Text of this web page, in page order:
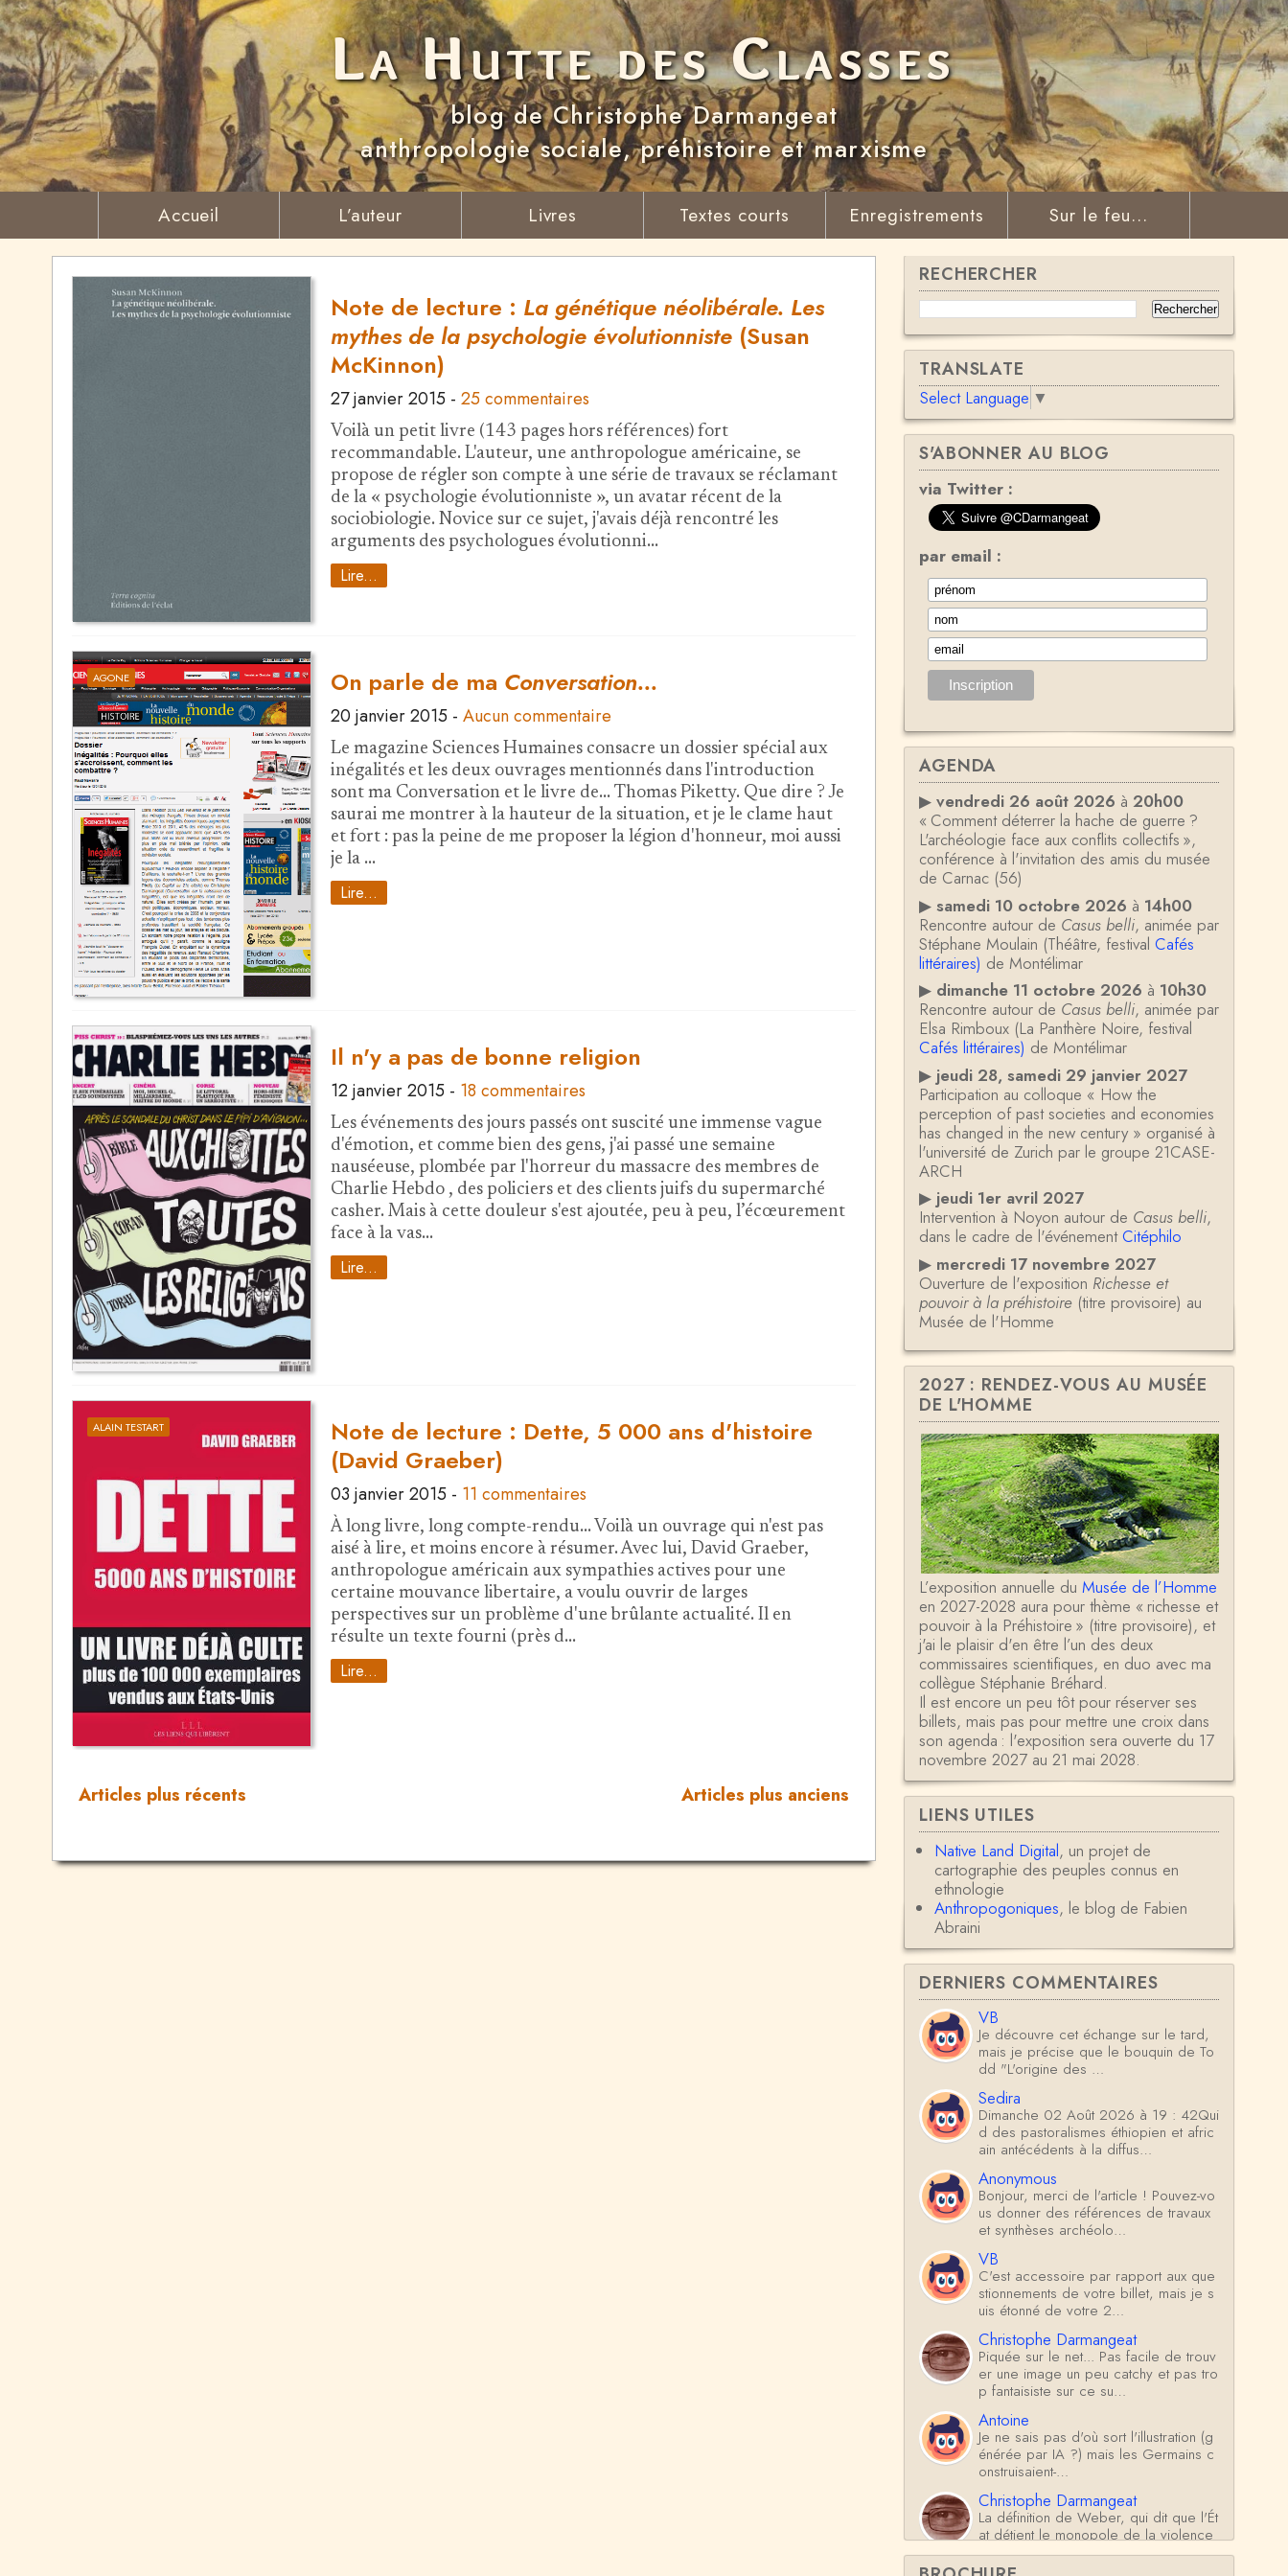
La Hutte des Classes
blog de Christophe Darmangeat
anthropologie sociale, préhistoire et marxisme
Accueil L’auteur Livres Textes courts Enregistrements Sur le feu...
Note de lecture : La génétique néolibérale. Les
mythes de la psychologie évolutionniste (Susan
McKinnon)
27 janvier 2015 - 25 commentaires
Voilà un petit livre (143 pages hors références) fort
recommandable. L'auteur, une anthropologue américaine, se
propose de régler son compte à une série de travaux se réclamant
de la « psychologie évolutionniste », un avatar récent de la
sociobiologie. Novice sur ce sujet, j'avais déjà rencontré les
arguments des psychologues évolutionni…
Lire...
AGONE On parle de ma Conversation...
20 janvier 2015 - Aucun commentaire
Le magazine Sciences Humaines consacre un dossier spécial aux
inégalités et les deux ouvrages mentionnés dans l'introduction
sont ma Conversation et le livre de... Thomas Piketty. Que dire ? Je
saurai me montrer à la hauteur de la situation, et je le clame haut
et fort : pas la peine de me proposer la légion d'honneur, moi aussi
je la …
Lire...
Il n'y a pas de bonne religion
12 janvier 2015 - 18 commentaires
Les événements des jours passés ont suscité une immense vague
d'émotion, et comme bien des gens, j'ai passé une semaine
nauséeuse, plombée par l'horreur du massacre des membres de
Charlie Hebdo , des policiers et des clients juifs du supermarché
casher. Mais à cette douleur s'est ajoutée, peu à peu, l’écœurement
face à la vas…
Lire...
ALAIN TESTART
Note de lecture : Dette, 5 000 ans d'histoire
(David Graeber)
03 janvier 2015 - 11 commentaires
À long livre, long compte-rendu... Voilà un ouvrage qui n'est pas
aisé à lire, et moins encore à résumer. Avec lui, David Graeber,
anthropologue américain aux sympathies actives pour une
certaine mouvance libertaire, a voulu ouvrir de larges
perspectives sur un problème d'une brûlante actualité. Il en
résulte un texte fourni (près d…
Lire...
Articles plus récents Articles plus anciens
RECHERCHER
TRANSLATE
Select Language ▼
S'ABONNER AU BLOG
via Twitter :
par email :
AGENDA
▶ vendredi 26 août 2026 à 20h00
« Comment déterrer la hache de guerre ?
L'archéologie face aux conflits collectifs »,
conférence à l'invitation des amis du musée
de Carnac (56)
▶ samedi 10 octobre 2026 à 14h00
Rencontre autour de Casus belli, animée par
Stéphane Moulain (Théâtre, festival Cafés
littéraires) de Montélimar
▶ dimanche 11 octobre 2026 à 10h30
Rencontre autour de Casus belli, animée par
Elsa Rimboux (La Panthère Noire, festival
Cafés littéraires) de Montélimar
▶ jeudi 28, samedi 29 janvier 2027
Participation au colloque « How the
perception of past societies and economies
has changed in the new century » organisé à
l'université de Zurich par le groupe 21CASE-
ARCH
▶ jeudi 1er avril 2027
Intervention à Noyon autour de Casus belli,
dans le cadre de l'événementCitéphilo
▶ mercredi 17 novembre 2027
Ouverture de l'exposition Richesse et
pouvoir à la préhistoire(titre provisoire) au
Musée de l'Homme
2027 : RENDEZ-VOUS AU MUSÉE
DE L'HOMME
L’exposition annuelle du Musée de l’Homme
en 2027-2028 aura pour thème « richesse et
pouvoir à la Préhistoire » (titre provisoire), et
j'ai le plaisir d'en être l’un des deux
commissaires scientifiques, en duo avec ma
collègue Stéphanie Bréhard.
Il est encore un peu tôt pour réserver ses
billets, mais pas pour mettre une croix dans
son agenda : l'exposition sera ouverte du 17
novembre 2027 au 21 mai 2028.
LIENS UTILES
Native Land Digital, un projet de
cartographie des peuples connus en
ethnologie
Anthropogoniques, le blog de Fabien
Abraini
DERNIERS COMMENTAIRES
VB
Je découvre cet échange sur le tard,
mais je précise que le bouquin de To
dd "L'origine des …
Sedira
Dimanche 02 Août 2026 à 19 : 42Qui
d des pastoralismes éthiopien et afric
ain antécédents à la diffus…
Anonymous
Bonjour, merci de l'article ! Pouvez-vo
us donner des références de travaux
et synthèses archéolo…
VB
C'est accessoire par rapport aux que
stionnements de votre billet, mais je s
uis étonné de votre 2…
Christophe Darmangeat
Piquée sur le net... Pas facile de trouv
er une image un peu catchy et pas tro
p fantaisiste sur ce su…
Antoine
Je ne sais pas d'où sort l'illustration (g
énérée par IA ?) mais les Germains c
onstruisaient-…
Christophe Darmangeat
La définition de Weber, qui dit que l'Ét
at détient le monopole de la violence
*légitime* répond …